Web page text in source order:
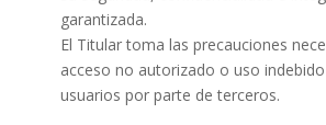
garantizada.
El Titular toma las precauciones
acceso no autorizado o uso
usuarios por parte de terceros.